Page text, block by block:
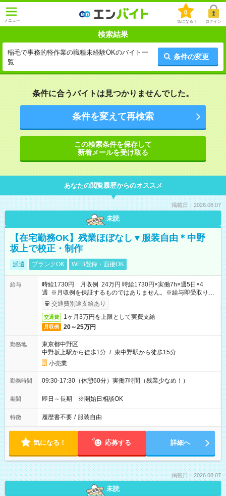
メニュー
0
気になる！ ログイン
検索結果
稲毛で事務的軽作業の職種未経験OKのバイト一
覧
条件の変更
条件に合うバイトは見つかりませんでした。
条件を変えて再検索
この検索条件を保存して
新着メールを受け取る
あなたの閲覧履歴からのオススメ
掲載日：2026.08.07
未読
【在宅勤務OK】残業ほぼなし▼服装自由＊中野
坂上で校正・制作
派遣 ブランクOK WEB登録・面接OK
給与
時給1730円 月収例 24万円 時給1730円×実働7h×週5日×4
週 ※月収例を保証するものではありません。※給与即受取りサ
ービス利用可（利用条件有）
交通費別途支給あり
交通費 1ヶ月3万円を上限として実費支給
月収例 20～25万円
勤務地
東京都中野区
中野坂上駅から徒歩1分 / 東中野駅から徒歩15分
小売業
勤務時間 09:30-17:30（休憩60分）実働7時間（残業少なめ！）
期間 即日～長期 ※開始日相談OK
特徴 履歴書不要 / 服装自由
気になる！ 応募する 詳細へ
掲載日：2026.08.07
未読